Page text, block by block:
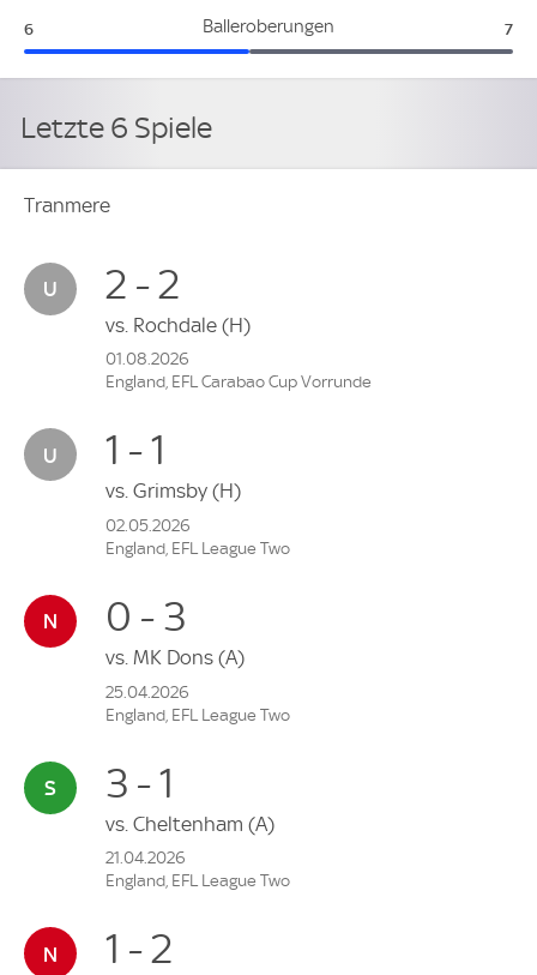
Balleroberungen
Tranmere:
6 7
Letzte 6 Spiele
Tranmere
2 - 2
vs. Rochdale (H)
01.08.2026
England, EFL Carabao Cup Vorrunde
1 - 1
vs. Grimsby (H)
02.05.2026
England, EFL League Two
0 - 3
vs. MK Dons (A)
25.04.2026
England, EFL League Two
3 - 1
vs. Cheltenham (A)
21.04.2026
England, EFL League Two
1 - 2